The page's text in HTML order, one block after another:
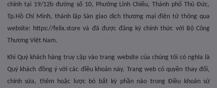
chính tại 19/12b đường số 10, Phường Linh Chiểu, Thành phố Thủ Đức,
Tp.Hồ Chí Minh, thành lập Sàn giao dịch thương mại điện tử thông qua
website: https://felix.store và đã được đăng ký chính thức với Bộ Công
Thương Việt Nam.
Khi Quý khách hàng truy cập vào trang website của chúng tôi có nghĩa là
Quý khách đồng ý với các điều khoản này. Trang web có quyền thay đổi,
chỉnh sửa, thêm hoặc lược bỏ bất kỳ phần nào trong Điều khoản sử